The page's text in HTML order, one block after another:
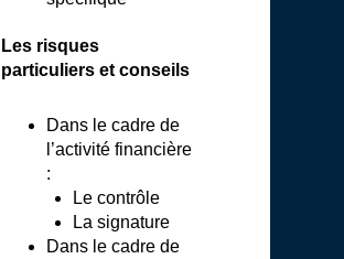
Les risques
particuliers et conseils
Dans le cadre de
l’activité financière
:
Le contrôle
La signature
Dans le cadre de